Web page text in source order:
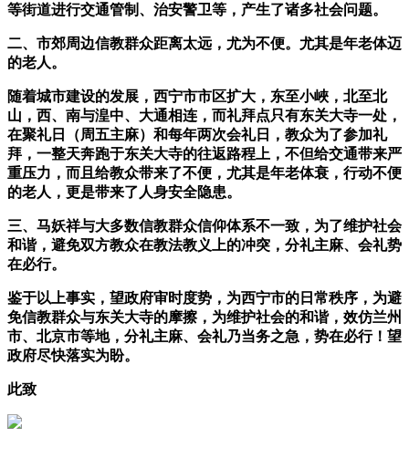
等街道进行交通管制、治安警卫等，产生了诸多社会问题。
二、市郊周边信教群众距离太远，尤为不便。尤其是年老体迈
的老人。
随着城市建设的发展，西宁市市区扩大，东至小峽，北至北
山，西、南与湟中、大通相连，而礼拜点只有东关大寺一处，
在聚礼日（周五主麻）和每年两次会礼日，教众为了参加礼
拜，一整天奔跑于东关大寺的往返路程上，不但给交通带来严
重压力，而且给教众带来了不便，尤其是年老体衰，行动不便
的老人，更是带来了人身安全隐患。
三、马妖祥与大多数信教群众信仰体系不一致，为了维护社会
和谐，避免双方教众在教法教义上的冲突，分礼主麻、会礼势
在必行。
鉴于以上事实，望政府审时度势，为西宁市的日常秩序，为避
免信教群众与东关大寺的摩擦，为维护社会的和谐，效仿兰州
市、北京市等地，分礼主麻、会礼乃当务之急，势在必行！望
政府尽快落实为盼。
此致